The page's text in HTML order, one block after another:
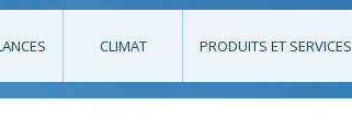
CLIMAT PRODUITS ET SERVICES